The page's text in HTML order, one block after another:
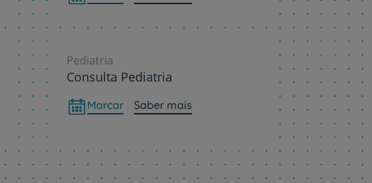
Pediatria
Consulta Pediatria
Marcar Saber mais